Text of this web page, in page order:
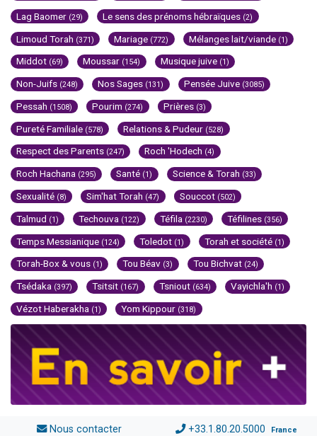
Lag Baomer (29) Le sens des prénoms hébraïques (2)
Limoud Torah (371) Mariage (772) Mélanges lait/viande (1)
Middot (69) Moussar (154) Musique juive (1)
Non-Juifs (248) Nos Sages (131) Pensée Juive (3085)
Pessah (1508) Pourim (274) Prières (3)
Pureté Familiale (578) Relations & Pudeur (528)
Respect des Parents (247) Roch 'Hodech (4)
Roch Hachana (295) Santé (1) Science & Torah (33)
Sexualité (8) Sim'hat Torah (47) Souccot (502)
Talmud (1) Techouva (122) Téfila (2230) Téfilines (356)
Temps Messianique (124) Toledot (1) Torah et société (1)
Torah-Box & vous (1) Tou Béav (3) Tou Bichvat (24)
Tsédaka (397) Tsitsit (167) Tsniout (634) Vayichla'h (1)
Vézot Haberakha (1) Yom Kippour (318)
Nous contacter +33.1.80.20.5000 France